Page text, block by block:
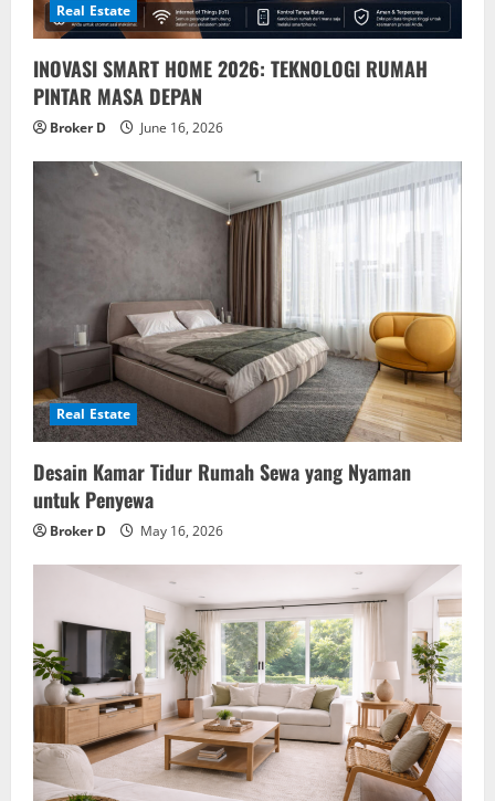
Real Estate
INOVASI SMART HOME 2026: TEKNOLOGI RUMAH
PINTAR MASA DEPAN
Broker D June 16, 2026
Real Estate
Desain Kamar Tidur Rumah Sewa yang Nyaman
untuk Penyewa
Broker D May 16, 2026